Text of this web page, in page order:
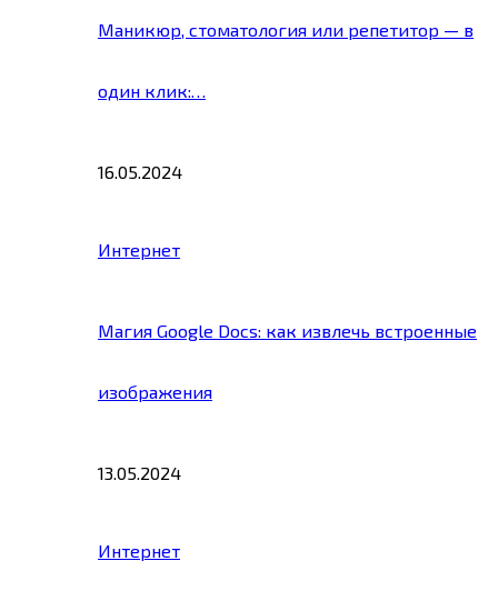
Маникюр, стоматология или репетитор — в
один клик:…
16.05.2024
Интернет
Магия Google Docs: как извлечь встроенные
изображения
13.05.2024
Интернет